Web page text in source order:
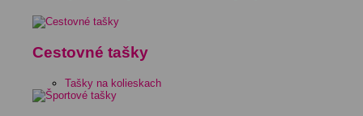
Cestovné tašky
Tašky na kolieskach